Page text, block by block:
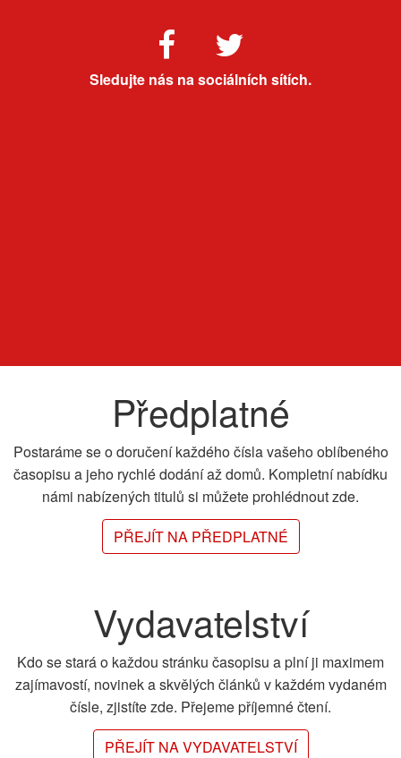
Sledujte nás na sociálních sítích.
Předplatné
Postaráme se o doručení každého čísla vašeho oblíbeného
časopisu a jeho rychlé dodání až domů. Kompletní nabídku
námi nabízených titulů si můžete prohlédnout zde.
PŘEJÍT NA PŘEDPLATNÉ
Vydavatelství
Kdo se stará o každou stránku časopisu a plní ji maximem
zajímavostí, novinek a skvělých článků v každém vydaném
čísle, zjistíte zde. Přejeme příjemné čtení.
PŘEJÍT NA VYDAVATELSTVÍ